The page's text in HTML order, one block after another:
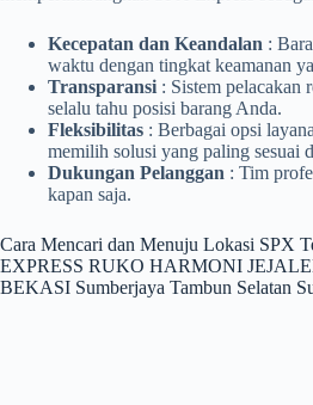
Kecepatan dan Keandalan :
waktu dengan tingkat keamanan
Transparansi : Sistem pelacakan
selalu tahu posisi barang Anda.
Fleksibilitas : Berbagai opsi
memilih solusi yang paling sesuai
Dukungan Pelanggan : Tim
kapan saja.
Cara Mencari dan Menuju Lokasi SPX
EXPRESS RUKO HARMONI
BEKASI Sumberjaya Tambun Selatan